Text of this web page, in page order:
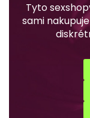
Tyto
sami